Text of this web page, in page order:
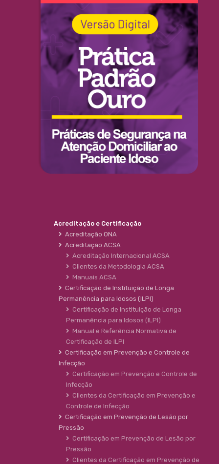
Acreditação e Certificação
Acreditação ONA
Acreditação ACSA
Acreditação Internacional ACSA
Clientes da Metodologia ACSA
Manuais ACSA
Certificação de Instituição de Longa
Permanência para Idosos (ILPI)
Certificação de Instituição de Longa
Permanência para Idosos (ILPI)
Manual e Referência Normativa de
Certificação de ILPI
Certificação em Prevenção e Controle de
Infecção
Certificação em Prevenção e Controle de
Infecção
Clientes da Certificação em Prevenção e
Controle de Infecção
Certificação em Prevenção de Lesão por
Pressão
Certificação em Prevenção de Lesão por
Pressão
Clientes da Certificação em Prevenção de